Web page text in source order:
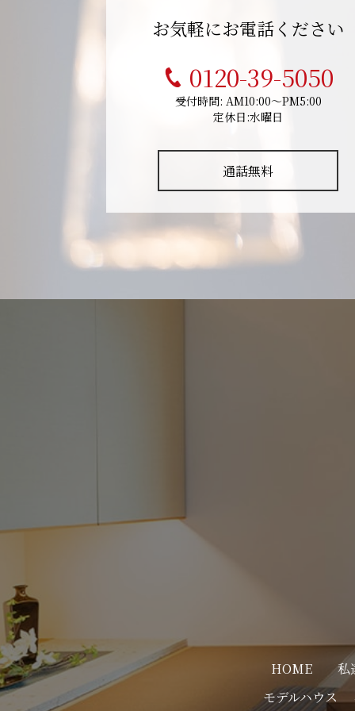
お気軽にお電話ください
0120-39-5050
受付時間: AM10:00～PM5:00
定休日:水曜日
通話無料
HOME
私
モデルハウス